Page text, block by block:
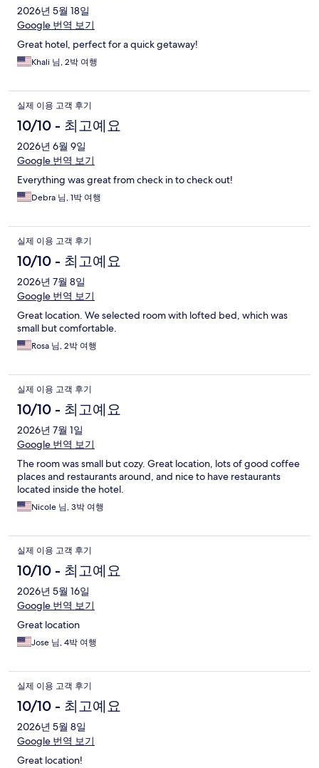
2026년 5월 18일
Google 번역 보기
Great hotel, perfect for a quick getaway!
Khali 님, 2박 여행
실제 이용 고객 후기
10/10 - 최고예요
2026년 6월 9일
Google 번역 보기
Everything was great from check in to check out!
Debra 님, 1박 여행
실제 이용 고객 후기
10/10 - 최고예요
2026년 7월 8일
Google 번역 보기
Great location. We selected room with lofted bed, which was
small but comfortable.
Rosa 님, 2박 여행
실제 이용 고객 후기
10/10 - 최고예요
2026년 7월 1일
Google 번역 보기
The room was small but cozy. Great location, lots of good coffee
places and restaurants around, and nice to have restaurants
located inside the hotel.
Nicole 님, 3박 여행
실제 이용 고객 후기
10/10 - 최고예요
2026년 5월 16일
Google 번역 보기
Great location
Jose 님, 4박 여행
실제 이용 고객 후기
10/10 - 최고예요
2026년 5월 8일
Google 번역 보기
Great location!